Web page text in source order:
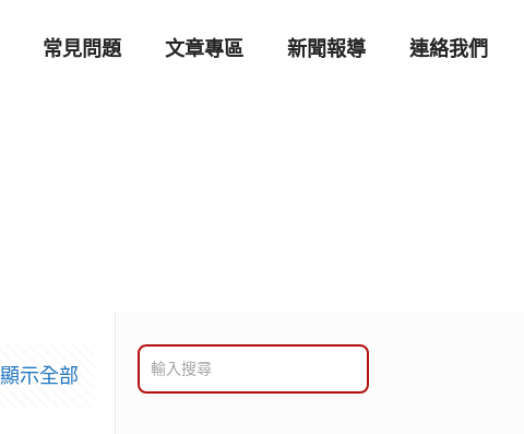
常見問題 文章專區 新聞報導 連絡我們
顯示全部